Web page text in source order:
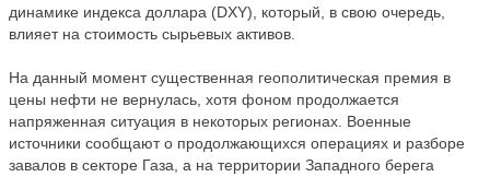
динамике индекса доллара (DXY), который, в свою очередь,
влияет на стоимость сырьевых активов.
На данный момент существенная геополитическая премия в
цены нефти не вернулась, хотя фоном продолжается
напряженная ситуация в некоторых регионах. Военные
источники сообщают о продолжающихся операциях и разборе
завалов в секторе Газа, а на территории Западного берега